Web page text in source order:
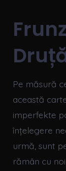
Pe măsură
această
imperfekte
înțelegere
urmă, sunt
rămân cu